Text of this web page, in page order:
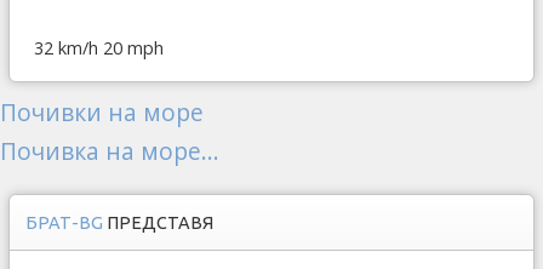
32 km/h 20 mph
Почивки на море
Почивка на море...
БРАТ-BG ПРЕДСТАВЯ